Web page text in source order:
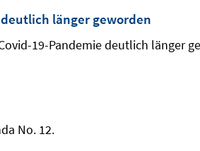
länger geworden
19-Pandemie deutlich länger
No. 12.